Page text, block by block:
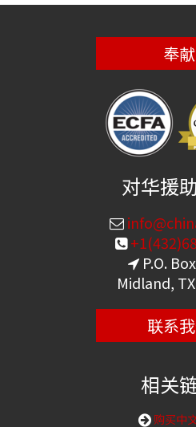
奉献
对华援
P.O.
Midland,
联系
相关
购买中